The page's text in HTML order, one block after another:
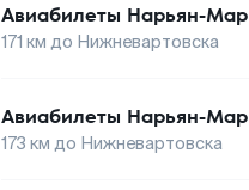
Авиабилеты Нарьян-Мар
171 км до Нижневартовска
Авиабилеты Нарьян-Мар
173 км до Нижневартовска